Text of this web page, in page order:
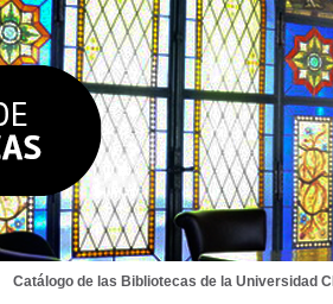
Catálogo de las Bibliotecas de la Universidad